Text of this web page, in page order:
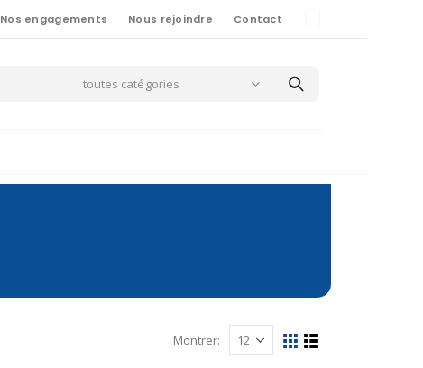
Nos engagements Nous rejoindre Contact
toutes catégories
Montrer: